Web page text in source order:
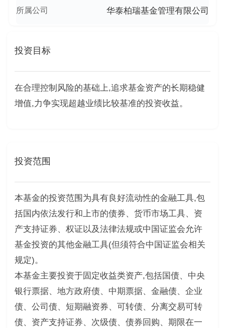
所属公司 华泰柏瑞基金管理有限公司
投资目标
在合理控制风险的基础上,追求基金资产的长期稳健
增值,力争实现超越业绩比较基准的投资收益。
投资范围
本基金的投资范围为具有良好流动性的金融工具,包
括国内依法发行和上市的债券、货币市场工具、资
产支持证券、权证以及法律法规或中国证监会允许
基金投资的其他金融工具(但须符合中国证监会相关
规定)。
本基金主要投资于固定收益类资产,包括国债、中央
银行票据、地方政府债、中期票据、金融债、企业
债、公司债、短期融资券、可转债、分离交易可转
债、资产支持证券、次级债、债券回购、期限在一